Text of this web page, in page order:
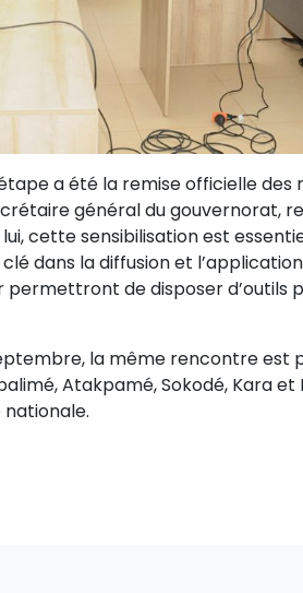
a été la remise officielle des
général du gouvernorat,
cette sensibilisation est
dans la diffusion et
permettront de disposer d’outils
la même rencontre est
Atakpamé, Sokodé, Kara et